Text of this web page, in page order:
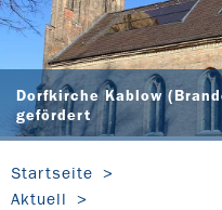
Dorfkirche Kablow
gefördert
Startseite
Aktuell